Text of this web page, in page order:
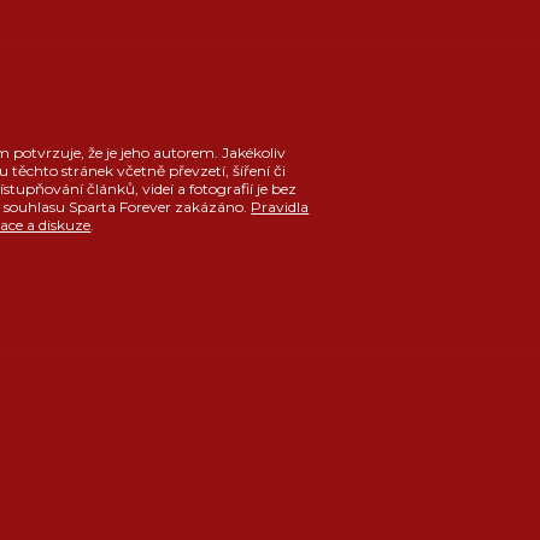
potvrzuje, že je jeho autorem. Jakékoliv
těchto stránek včetně převzetí, šíření či
článků, videí a fotografií je bez
Sparta Forever zakázáno. Pravidla
a diskuze.